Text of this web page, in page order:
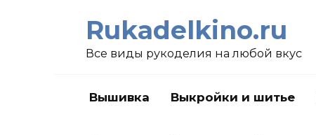
Rukadelkino.ru
Все виды рукоделия на любой вкус
Вышивка Выкройки и шитье